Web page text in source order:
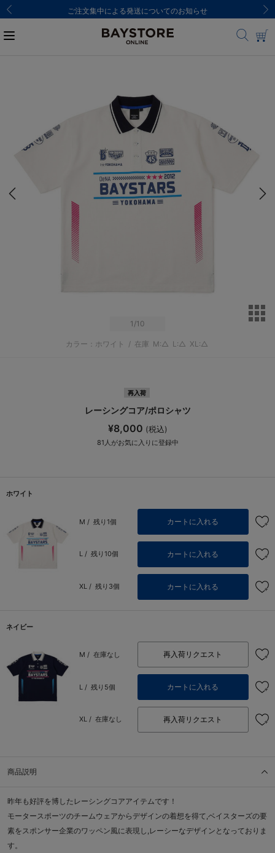
ご注文集中による発送についてのお知らせ
1 /10
カラー：ホワイト / 在庫 M:△ L:△ XL:△
再入荷
レーシングコア/ポロシャツ
¥8,000 (税込)
81 人がお気に入りに登録中
ホワイト
M / 残り1個 カートに入れる
L / 残り10個 カートに入れる
XL / 残り3個 カートに入れる
ネイビー
M / 在庫なし 再入荷リクエスト
L / 残り5個 カートに入れる
XL / 在庫なし 再入荷リクエスト
商品説明
昨年も好評を博したレーシングコアアイテムです！
モータースポーツのチームウェアからデザインの着想を得て,ベイスターズの要
素をスポンサー企業のワッペン風に表現し,レーシーなデザインとなっておりま
す。